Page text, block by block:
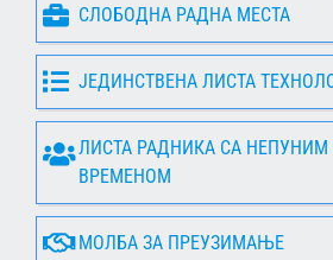
СЛОБОДНА РАДНА МЕСТА
ЈЕДИНСТВЕНА ЛИСТА
ЛИСТА РАДНИКА СА
ВРЕМЕНОМ
МОЛБА ЗА ПРЕУЗИМАЊЕ